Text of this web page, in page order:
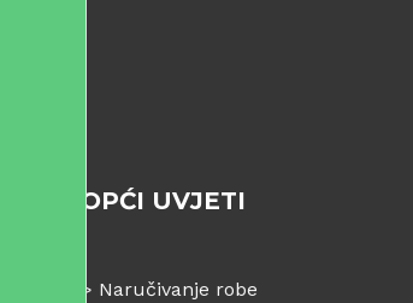
OPĆI UVJETI
> Naručivanje robe